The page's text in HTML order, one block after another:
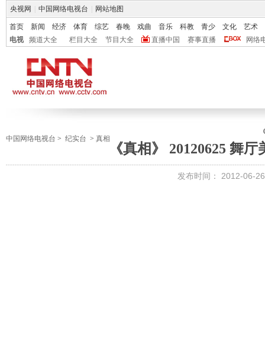
央视网 中国网络电视台 网站地图
首页 新闻 经济 体育 综艺 春晚 戏曲 音乐 科教 青少 文化
艺术
电视
频道大全 栏目大全 节目大全 直播中国 赛事直播 网络
中国网络电视台 > 纪实台 > 真相
《真相》 20120625 舞
发布时间： 2012-06-